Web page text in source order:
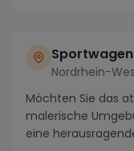
Nordrhein-
Möchten Sie das
malerische
eine